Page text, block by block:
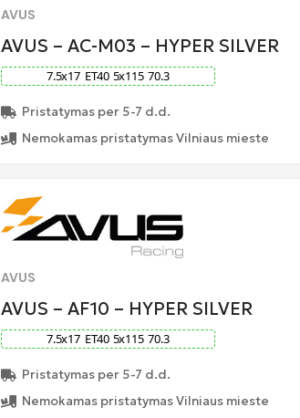
AVUS
AVUS – AC-M03 – HYPER SILVER
7.5x17 ET40 5x115 70.3
Pristatymas per 5-7 d.d.
Nemokamas pristatymas Vilniaus mieste
AVUS
AVUS – AF10 – HYPER SILVER
7.5x17 ET40 5x115 70.3
Pristatymas per 5-7 d.d.
Nemokamas pristatymas Vilniaus mieste